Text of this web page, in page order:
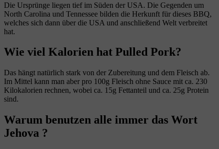
Die Ursprünge liegen tief im Süden der USA. Die Gegenden um
North Carolina und Tennessee bilden die Herkunft für dieses BBQ,
welches sich dann über die USA und anschließend Welt verbreitet
hat.
Wie viel Kalorien hat Pulled Pork?
Das hängt natürlich stark von der Zubereitung und dem Fleisch ab.
Im Mittel kann man aber pro 100g Fleisch ohne Sauce mit ca. 230
Kilokalorien rechnen, wobei ca. 15g Fettanteil und ca. 25g Protein
sind.
Warum benutzen alle immer das Wort
Jehova ?